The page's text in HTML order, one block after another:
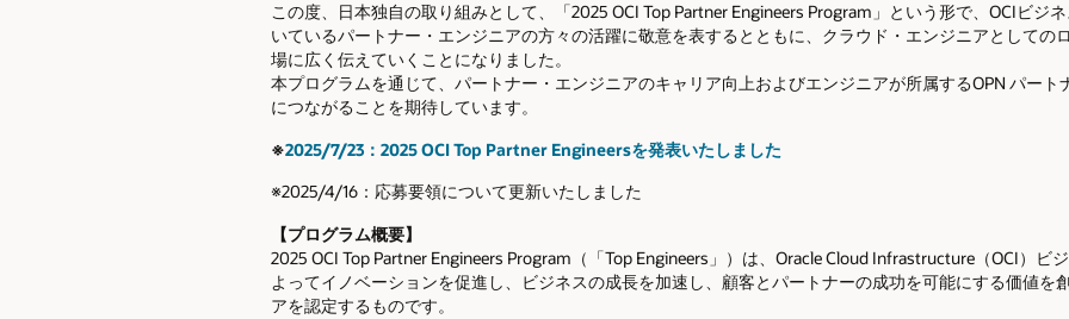
この度、日本独自の取り組みとして、「2025 OCI Top Partner Engineers Program」という形で、OCIビジ
いているパートナー・エンジニアの方々の活躍に敬意を表するとともに、クラウド・エンジニアとしての
場に広く伝えていくことになりました。
本プログラムを通じて、パートナー・エンジニアのキャリア向上およびエンジニアが所属するOPN パート
につながることを期待しています。
※2025/7/23：2025 OCI Top Partner Engineersを発表いたしました
※2025/4/16：応募要領について更新いたしました
【プログラム概要】
2025 OCI Top Partner Engineers Program（「Top Engineers」）は、Oracle Cloud Infrastructure（OCI）ビ
よってイノベーションを促進し、ビジネスの成長を加速し、顧客とパートナーの成功を可能にする価値を
アを認定するものです。